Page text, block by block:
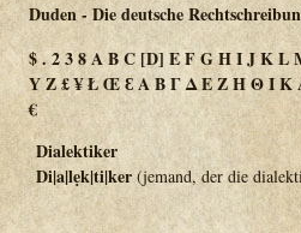
Duden - Die deutsche
$.238ABC [D] EFGHIJKL
YZ£¥ŁŒƐΑΒΓΔΕΖΗΘΙΚ
€
Dialektiker
Di|a|lẹk|ti|ker (jemand, der die